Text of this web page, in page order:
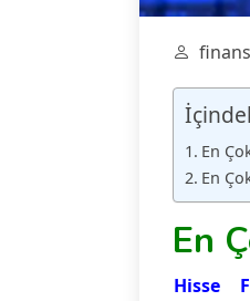
En
En
En
Hisse